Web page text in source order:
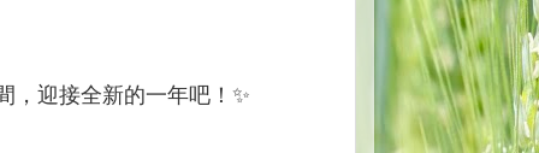
，迎接全新的一年吧！✨